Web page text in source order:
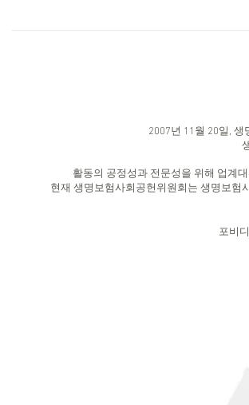
2007년 11월 20일,
활동의 공정성과 전문성을 위해 업계
현재 생명보험사회공헌위원회는 생명보험
포비